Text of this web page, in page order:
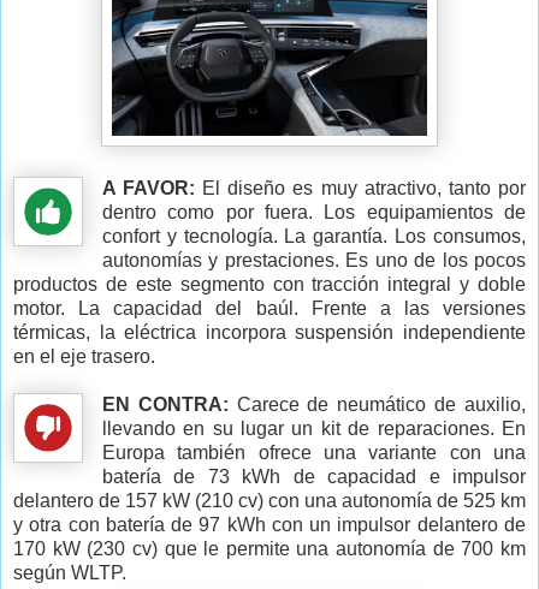
A FAVOR: El diseño es muy atractivo, tanto por
dentro como por fuera. Los equipamientos de
confort y tecnología. La garantía. Los consumos,
autonomías y prestaciones. Es uno de los pocos
productos de este segmento con tracción integral y doble
motor. La capacidad del baúl. Frente a las versiones
térmicas, la eléctrica incorpora suspensión independiente
en el eje trasero.
EN CONTRA: Carece de neumático de auxilio,
llevando en su lugar un kit de reparaciones. En
Europa también ofrece una variante con una
batería de 73 kWh de capacidad e impulsor
delantero de 157 kW (210 cv) con una autonomía de 525 km
y otra con batería de 97 kWh con un impulsor delantero de
170 kW (230 cv) que le permite una autonomía de 700 km
según WLTP.